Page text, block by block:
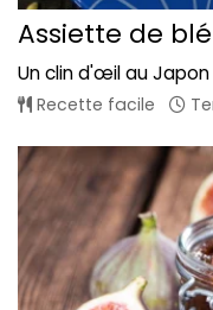
Assiette de
Un clin d'œil au
Recette facile